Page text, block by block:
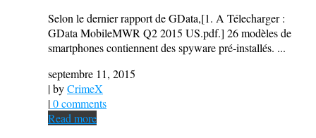
Selon le dernier rapport de GData,[1. A Télecharger :
GData MobileMWR Q2 2015 US.pdf.] 26 modèles de
smartphones contiennent des spyware pré-installés. ...
septembre 11, 2015
| byCrimeX
|0 comments
Read more